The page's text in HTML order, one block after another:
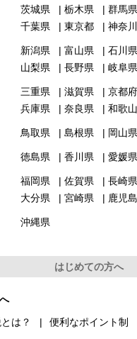
茨城県 栃木県 群馬県
千葉県
東京都 神奈
新潟県 富山県 石川県
山梨県
長野県 岐阜県
三重県 滋賀県 京都府
兵庫県
奈良県 和歌
鳥取県 島根県 岡山県
徳島県 香川県 愛媛県
福岡県 佐賀県 長崎県
大分県
宮崎県 鹿児
沖縄県
はじめての方へ
は？
便利なポイント制